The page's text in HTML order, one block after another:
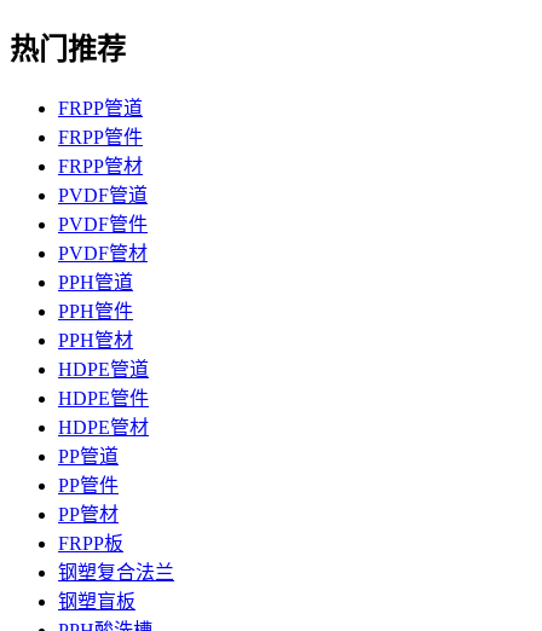
热门推荐
FRPP管道
FRPP管件
FRPP管材
PVDF管道
PVDF管件
PVDF管材
PPH管道
PPH管件
PPH管材
HDPE管道
HDPE管件
HDPE管材
PP管道
PP管件
PP管材
FRPP板
钢塑复合法兰
钢塑盲板